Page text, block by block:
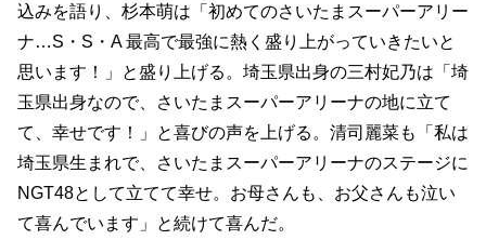
込みを語り、杉本萌は「初めてのさいたまスーパーアリー
ナ…S・S・A 最高で最強に熱く盛り上がっていきたいと
思います！」と盛り上げる。埼玉県出身の三村妃乃は「埼
玉県出身なので、さいたまスーパーアリーナの地に立て
て、幸せです！」と喜びの声を上げる。清司麗菜も「私は
埼玉県生まれで、さいたまスーパーアリーナのステージに
NGT48として立てて幸せ。お母さんも、お父さんも泣い
て喜んでいます」と続けて喜んだ。